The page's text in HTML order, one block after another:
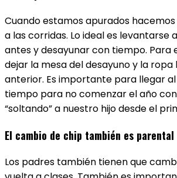
Cuando estamos apurados
a las corridas. Lo ideal es levantarse
antes y desayunar con tiempo. Para
dejar la mesa del desayuno y la ropa
anterior. Es importante para llegar
tiempo para no comenzar el año
“soltando” a nuestro hijo desde el
El cambio de chip también es parental
Los padres también tienen que